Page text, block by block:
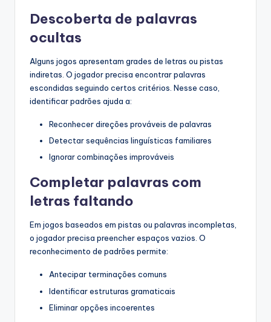
Descoberta de palavras
ocultas
Alguns jogos apresentam grades de letras ou pistas
indiretas. O jogador precisa encontrar palavras
escondidas seguindo certos critérios. Nesse caso,
identificar padrões ajuda a:
Reconhecer direções prováveis de palavras
Detectar sequências linguísticas familiares
Ignorar combinações improváveis
Completar palavras com
letras faltando
Em jogos baseados em pistas ou palavras incompletas,
o jogador precisa preencher espaços vazios. O
reconhecimento de padrões permite:
Antecipar terminações comuns
Identificar estruturas gramaticais
Eliminar opções incoerentes